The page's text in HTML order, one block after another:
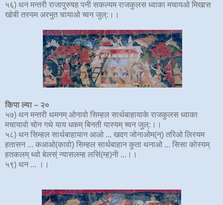
५६) थन मन्तरी राजापुरुषह पनी सकल्यम राजकुलस ध्वाका मचायओ मिखास
खोबी तस्यम अरभुत चायाओ च्वन जुल्:।।
किपा ल्या – २०
५७) थन मन्तरी थमनम् ओनावो सिम्हल सार्थबाहायाके राजकुलस ध्वाका
मचायावो चोन गथे याय धकम् बिनती यास्यम् च्वन जुल्:।।
५८) थन सिम्हल सार्थबाहायान आओ ... खदग जोनाओम(न्) तरिओ लिस्यम
हतासन ... कआओ(कावो) सिम्हल सार्थबाहान कुता थनाओ ... सिसा कोस्यम्
हतकलम् थ्वो बेलस्ं न्यासलम्ह लसिं(म्ह)नी ...।।
५९) थन ... ।।